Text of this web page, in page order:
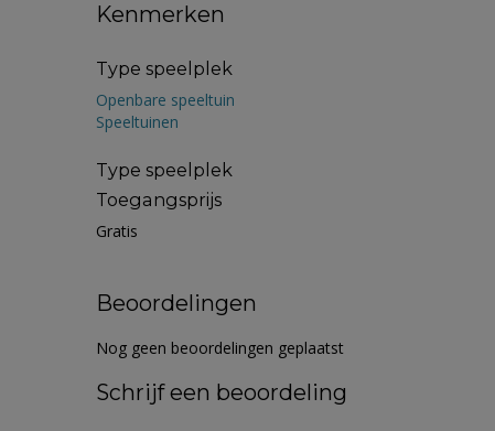
Kenmerken
Type speelplek
Openbare speeltuin
Speeltuinen
Type speelplek
Toegangsprijs
Gratis
Beoordelingen
Nog geen beoordelingen geplaatst
Schrijf een beoordeling